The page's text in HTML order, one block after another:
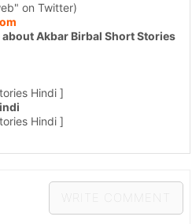
on Twitter)
Akbar Birbal Short Stories
Hindi ]
Hindi ]
WRITE COMMENT